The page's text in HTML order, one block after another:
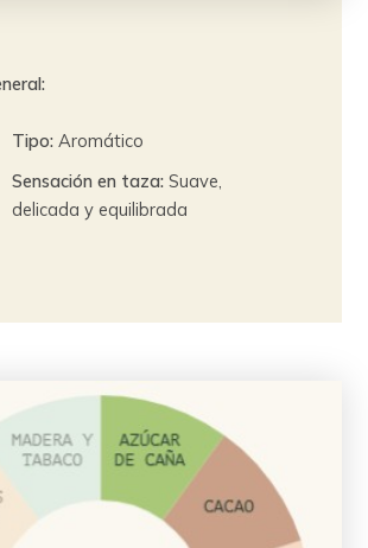
Tipo:Aromático
Sensación en taza:Suave,
delicada y equilibrada